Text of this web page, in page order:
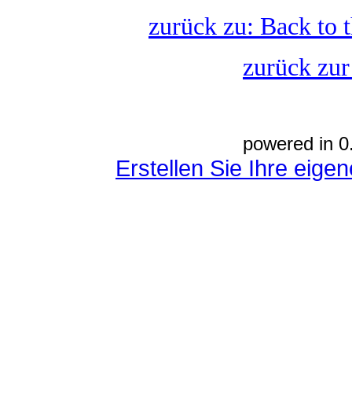
zurück zu: Back to
zurück
powered in
Erstellen Sie Ihre